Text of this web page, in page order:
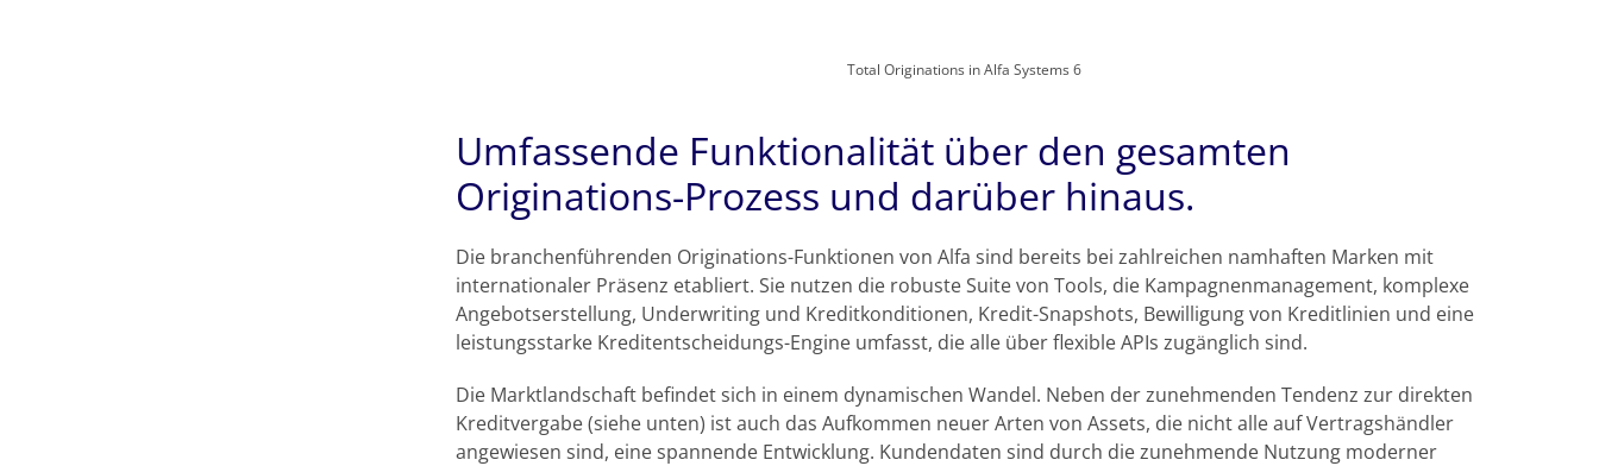
Total Originations in Alfa Systems 6
Umfassende Funktionalität über den gesamten
Originations-Prozess und darüber hinaus.
Die branchenführenden Originations-Funktionen von Alfa sind bereits bei zahlreichen namhaften Marken mit
internationaler Präsenz etabliert. Sie nutzen die robuste Suite von Tools, die Kampagnenmanagement, komplexe
Angebotserstellung, Underwriting und Kreditkonditionen, Kredit-Snapshots, Bewilligung von Kreditlinien und eine
leistungsstarke Kreditentscheidungs-Engine umfasst, die alle über flexible APIs zugänglich sind.
Die Marktlandschaft befindet sich in einem dynamischen Wandel. Neben der zunehmenden Tendenz zur direkten
Kreditvergabe (siehe unten) ist auch das Aufkommen neuer Arten von Assets, die nicht alle auf Vertragshändler
angewiesen sind, eine spannende Entwicklung. Kundendaten sind durch die zunehmende Nutzung moderner